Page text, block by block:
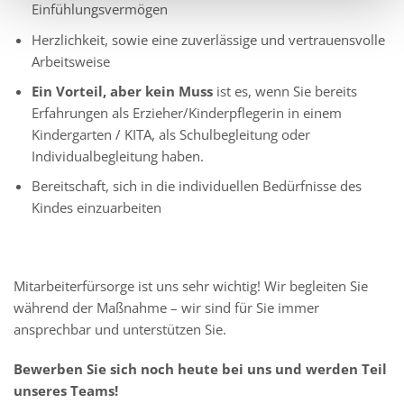
Einfühlungsvermögen
Herzlichkeit, sowie eine zuverlässige und vertrauensvolle
Arbeitsweise
Ein Vorteil, aber kein Mussist es, wenn Sie bereits
Erfahrungen als Erzieher/Kinderpflegerin in einem
Kindergarten / KITA, als Schulbegleitung oder
Individualbegleitung haben.
Bereitschaft, sich in die individuellen Bedürfnisse des
Kindes einzuarbeiten
Mitarbeiterfürsorge ist uns sehr wichtig! Wir begleiten Sie
während der Maßnahme – wir sind für Sie immer
ansprechbar und unterstützen Sie.
Bewerben Sie sich noch heute bei uns und werden Teil
unseres Teams!